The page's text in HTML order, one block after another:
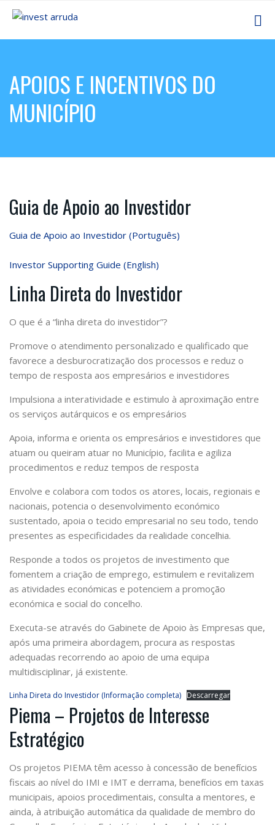
APOIOS E INCENTIVOS DO
MUNICÍPIO
Guia de Apoio ao Investidor
Guia de Apoio ao Investidor (Português)
Investor Supporting Guide (English)
Linha Direta do Investidor
O que é a “linha direta do investidor”?
Promove o atendimento personalizado e qualificado que
favorece a desburocratização dos processos e reduz o
tempo de resposta aos empresários e investidores
Impulsiona a interatividade e estimulo à aproximação entre
os serviços autárquicos e os empresários
Apoia, informa e orienta os empresários e investidores que
atuam ou queiram atuar no Município, facilita e agiliza
procedimentos e reduz tempos de resposta
Envolve e colabora com todos os atores, locais, regionais e
nacionais, potencia o desenvolvimento económico
sustentado, apoia o tecido empresarial no seu todo, tendo
presentes as especificidades da realidade concelhia.
Responde a todos os projetos de investimento que
fomentem a criação de emprego, estimulem e revitalizem
as atividades económicas e potenciem a promoção
económica e social do concelho.
Executa-se através do Gabinete de Apoio às Empresas que,
após uma primeira abordagem, procura as respostas
adequadas recorrendo ao apoio de uma equipa
multidisciplinar, já existente.
Linha Direta do Investidor (Informação completa) Descarregar
Piema – Projetos de Interesse
Estratégico
Os projetos PIEMA têm acesso à concessão de benefícios
fiscais ao nível do IMI e IMT e derrama, benefícios em taxas
municipais, apoios procedimentais, consulta a mentores, e
ainda, à atribuição automática da qualidade de membro do